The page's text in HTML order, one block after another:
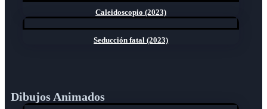
Caleidoscopio (2023)
Seducción fatal (2023)
Dibujos Animados